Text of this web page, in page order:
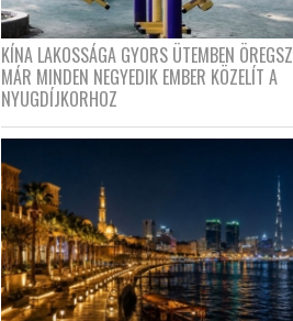
KÍNA LAKOSSÁGA GYORS ÜTEMBEN
MÁR MINDEN NEGYEDIK EMBER KÖZELÍT A
NYUGDÍJKORHOZ